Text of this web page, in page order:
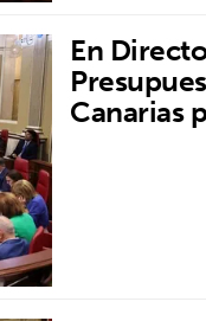
En
Canarias